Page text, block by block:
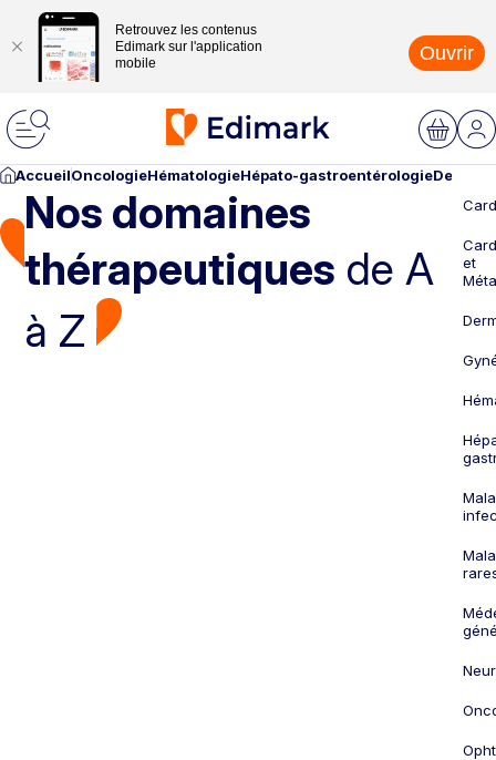
Retrouvez les contenus
Edimark sur l'application
mobile
Ouvrir
AccueilOncologieHématologieHépato-gastroentérologie
Nos domaines
thérapeutiques de A
à Z
et